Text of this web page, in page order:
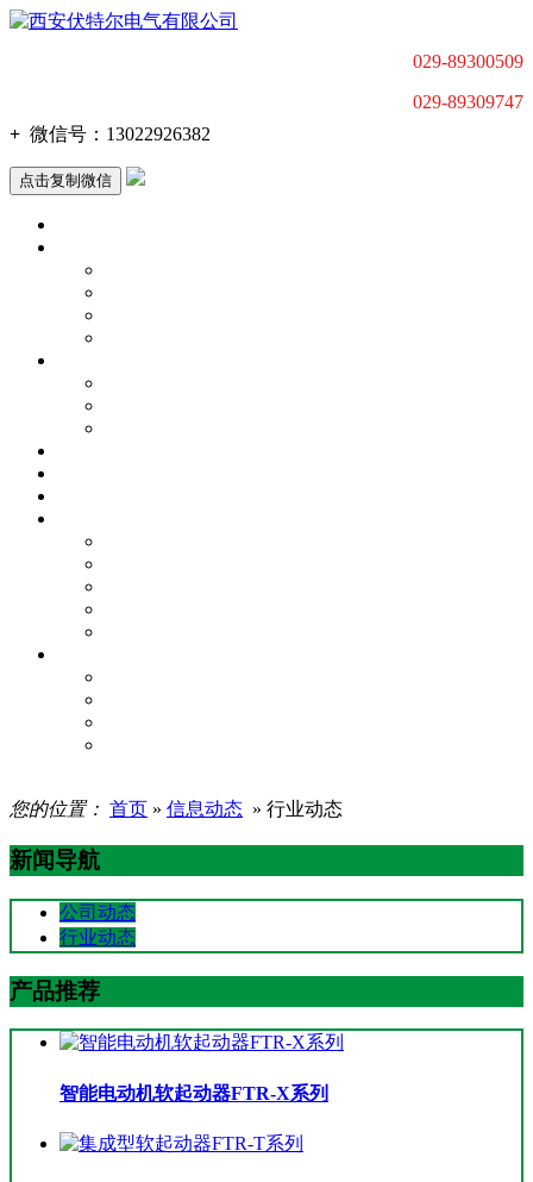
029-89300509
029-89309747
+ 微信号： 13022926382
点击复制微信
您的位置： 首页 » 信息动态 » 行业动态
新闻导航
公司动态
行业动态
产品推荐
智能电动机软起动器FTR-X系列